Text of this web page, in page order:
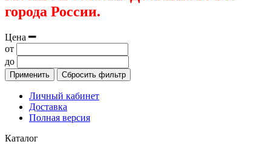
города России.
Цена
от
до
Применить Сбросить фильтр
Личный кабинет
Доставка
Полная версия
Каталог